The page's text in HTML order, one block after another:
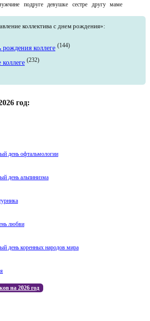
подруге девушке сестре другу маме
коллектива с днем рождения»:
рождения коллеге (144)
(232)
год:
день офтальмологии
день альпинизма
любви
день коренных народов мира
на 2026 год